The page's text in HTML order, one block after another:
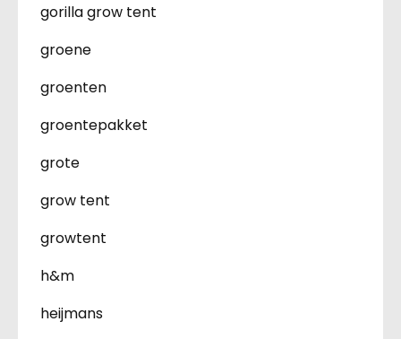
gorilla grow tent
groene
groenten
groentepakket
grote
grow tent
growtent
h&m
heijmans